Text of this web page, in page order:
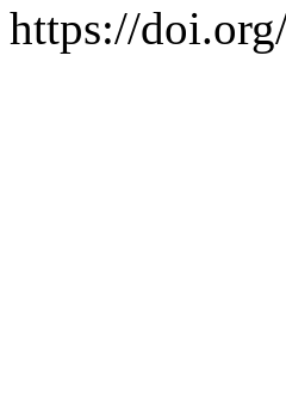
https://